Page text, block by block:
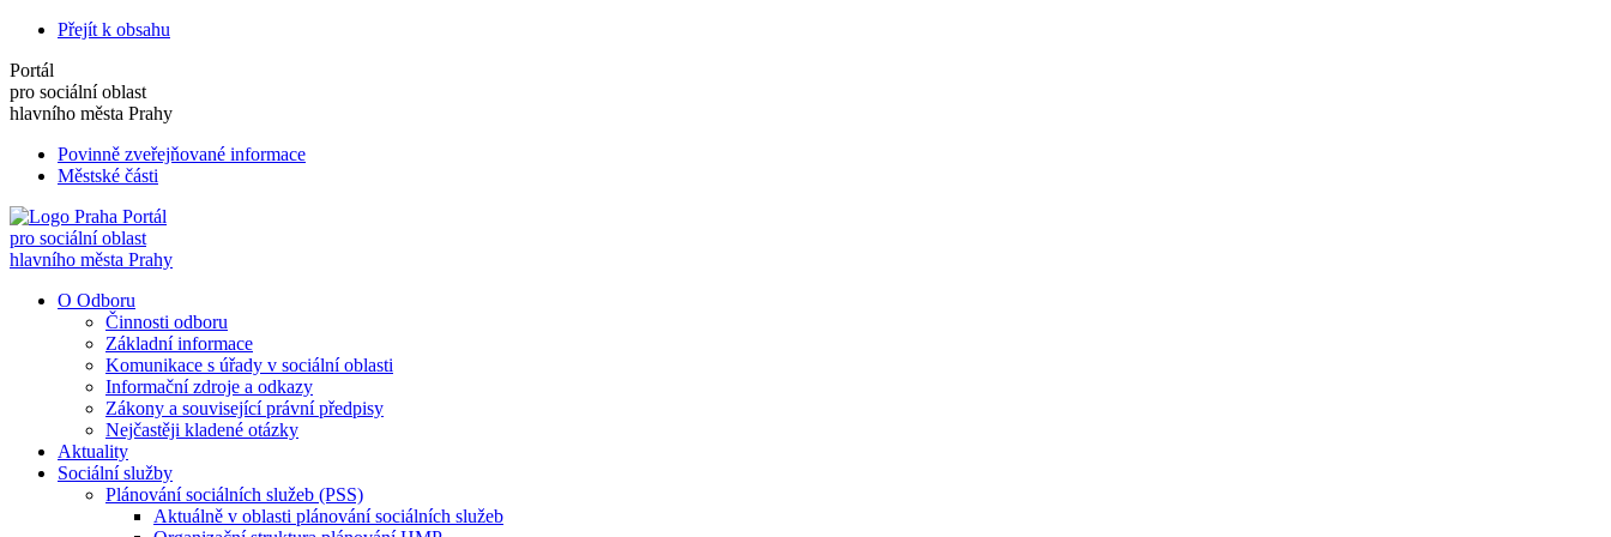
Přejít k obsahu
Portál
pro sociální oblast
hlavního města Prahy
Povinně zveřejňované informace
Městské části
Portál
pro sociální oblast
hlavního města Prahy
O Odboru
Činnosti odboru
Základní informace
Komunikace s úřady v sociální oblasti
Informační zdroje a odkazy
Zákony a související právní předpisy
Nejčastěji kladené otázky
Aktuality
Sociální služby
Plánování sociálních služeb (PSS)
Aktuálně v oblasti plánování sociálních služeb